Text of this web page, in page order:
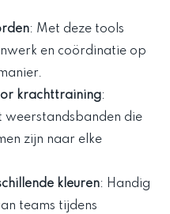
: Met deze tools
en coördinatie op
krachttraining:
weerstandsbanden die
zijn naar elke
kleuren: Handig
teams tijdens